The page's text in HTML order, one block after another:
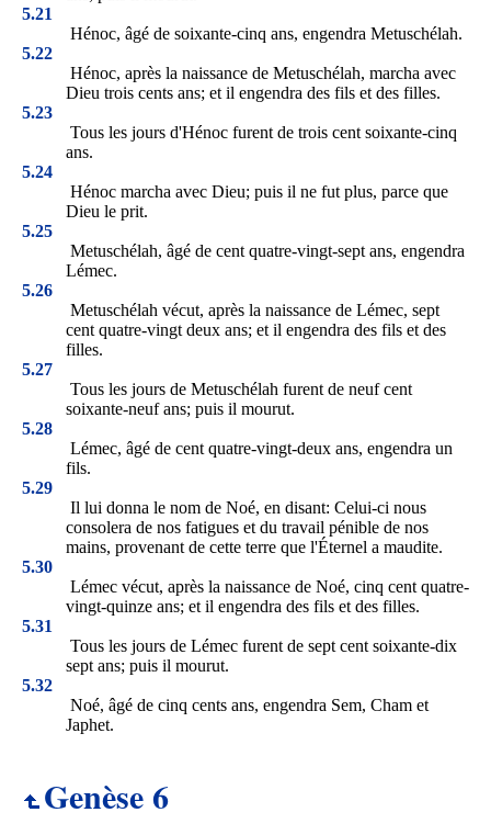
5.21
Hénoc, âgé de soixante-cinq ans, engendra Metuschélah.
5.22
Hénoc, après la naissance de Metuschélah, marcha avec
Dieu trois cents ans; et il engendra des fils et des filles.
5.23
Tous les jours d'Hénoc furent de trois cent soixante-cinq
ans.
5.24
Hénoc marcha avec Dieu; puis il ne fut plus, parce que
Dieu le prit.
5.25
Metuschélah, âgé de cent quatre-vingt-sept ans, engendra
Lémec.
5.26
Metuschélah vécut, après la naissance de Lémec, sept
cent quatre-vingt deux ans; et il engendra des fils et des
filles.
5.27
Tous les jours de Metuschélah furent de neuf cent
soixante-neuf ans; puis il mourut.
5.28
Lémec, âgé de cent quatre-vingt-deux ans, engendra un
fils.
5.29
Il lui donna le nom de Noé, en disant: Celui-ci nous
consolera de nos fatigues et du travail pénible de nos
mains, provenant de cette terre que l'Éternel a maudite.
5.30
Lémec vécut, après la naissance de Noé, cinq cent quatre-
vingt-quinze ans; et il engendra des fils et des filles.
5.31
Tous les jours de Lémec furent de sept cent soixante-dix
sept ans; puis il mourut.
5.32
Noé, âgé de cinq cents ans, engendra Sem, Cham et
Japhet.
Genèse 6